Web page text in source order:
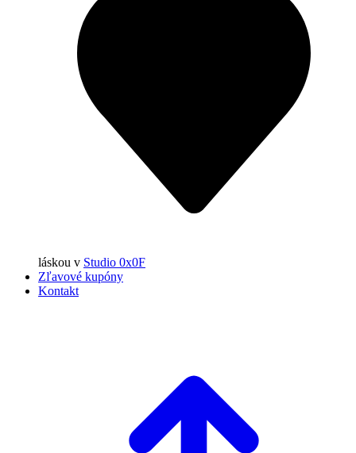
láskou v Studio 0x0F
Zľavové kupóny
Kontakt